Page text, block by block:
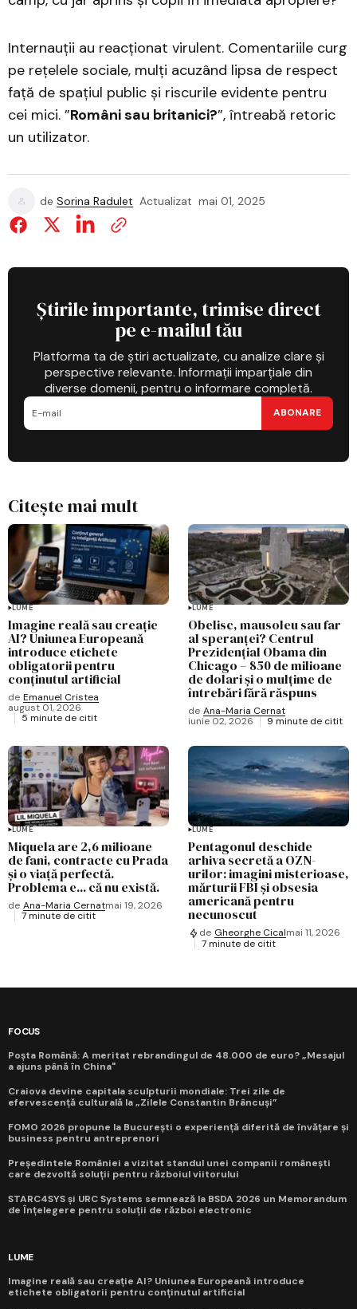
Internauții au reacționat virulent. Comentariile curg
pe rețelele sociale, mulți acuzând lipsa de respect
față de spațiul public și riscurile evidente pentru
cei mici. ”Români sau britanici?”, întreabă retoric
un utilizator.
de Sorina Radulet Actualizat mai 01, 2025
Știrile importante, trimise direct
pe e-mailul tău
Platforma ta de știri actualizate, cu analize clare și
perspective relevante. Informații imparțiale din
diverse domenii, pentru o informare completă.
ABONARE
Citește mai mult
LUME
Imagine reală sau creație
AI? Uniunea Europeană
introduce etichete
obligatorii pentru
conținutul artificial
de Emanuel Cristea
august 01, 2026
5 minute de citit
LUME
Obelisc, mausoleu sau far
al speranței? Centrul
Prezidențial Obama din
Chicago – 850 de milioane
de dolari și o mulțime de
întrebări fără răspuns
de Ana-Maria Cernat
iunie 02, 2026
9 minute de citit
LUME
Miquela are 2,6 milioane
de fani, contracte cu Prada
și o viață perfectă.
Problema e... că nu există.
de Ana-Maria Cernatmai 19, 2026
7 minute de citit
LUME
Pentagonul deschide
arhiva secretă a OZN-
urilor: imagini misterioase,
mărturii FBI și obsesia
americană pentru
necunoscut
de Gheorghe Cicalmai 11, 2026
7 minute de citit
FOCUS
Poșta Română: A meritat rebrandingul de 48.000 de euro? „Mesajul
a ajuns până în China"
Craiova devine capitala sculpturii mondiale: Trei zile de
efervescență culturală la „Zilele Constantin Brâncuși”
FOMO 2026 propune la București o experiență diferită de învățare și
business pentru antreprenori
Președintele României a vizitat standul unei companii românești
care dezvoltă soluții pentru războiul viitorului
STARC4SYS și URC Systems semnează la BSDA 2026 un Memorandum
de Înțelegere pentru soluții de război electronic
LUME
Imagine reală sau creație AI? Uniunea Europeană introduce
etichete obligatorii pentru conținutul artificial